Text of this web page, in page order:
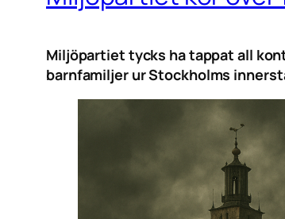
Miljöpartiet tycks ha tappat all
barnfamiljer ur Stockholms